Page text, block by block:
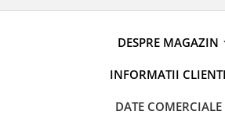
DESPRE MAGAZIN
INFORMATII CLIENTI
DATE COMERCIALE